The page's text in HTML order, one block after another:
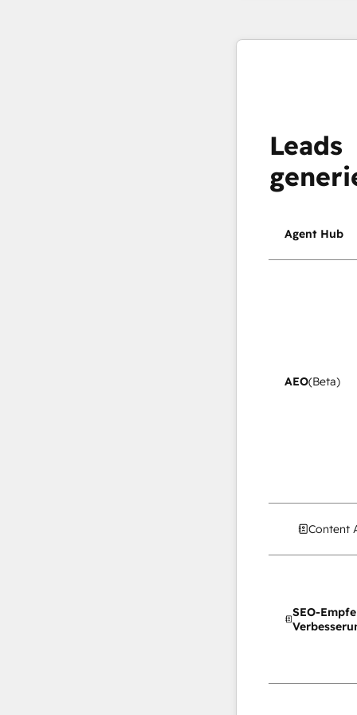
Leads
Agent Hub
AEO(Beta)
Content
SEO-